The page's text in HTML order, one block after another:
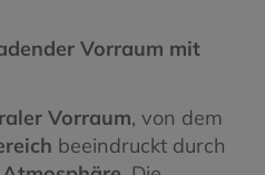
Vorraum mit
Vorraum, von dem
beeindruckt durch